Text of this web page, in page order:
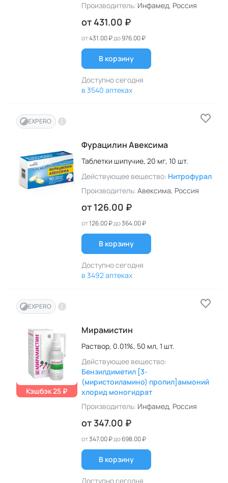
Производитель: Инфамед, Россия
от 431.00 ₽
от431.00 ₽до976.00 ₽
В корзину
Доступно сегодня
в 3540 аптеках
EXPERO
Фурацилин Авексима
Таблетки шипучие, 20 мг, 10 шт.
Действующее вещество: Нитрофурал
Производитель: Авексима, Россия
от 126.00 ₽
от126.00 ₽до364.00 ₽
В корзину
Доступно сегодня
в 3492 аптеках
EXPERO
Кэшбэк 25 ₽
Мирамистин
Раствор, 0.01%, 50 мл, 1 шт.
Действующее вещество:
Бензилдиметил [3-
(миристоиламино) пропил]аммоний
хлорид моногидрат
Производитель: Инфамед, Россия
от 347.00 ₽
от347.00 ₽до698.00 ₽
В корзину
Доступно сегодня